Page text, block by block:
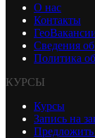
О нас
Контакты
Сведения
Политика
КУРСЫ
Курсы
Запись на
Предложить